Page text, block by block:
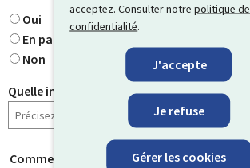
acceptez. Consulter notrepolitique de
confidentialité.
J'accepte
Je refuse
Gérer les cookies
Oui
En partie
Non
Quelle information cherchiez-vous ?
Comment évaluez-vous cette page ? *